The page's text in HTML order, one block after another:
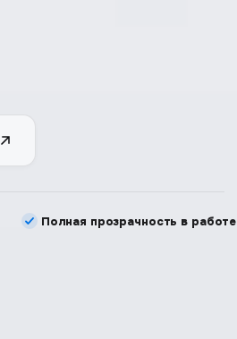
Полная прозрачность в работе